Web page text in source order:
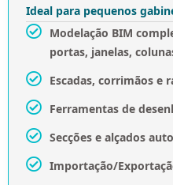
Ideal para pequenos
Modelação BIM
portas, janelas,
Escadas, corrimãos e
Ferramentas de
Secções e alçados
Importação/Exportação